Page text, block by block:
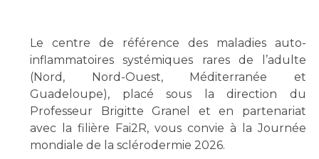
à réaliser
Vous avez une analyse à réaliser
Vous venez en consultation
myaphm, votre espace santé en ligne
Infos COVID-19
Emplois médicaux
Espace Formation
Étudiants hospitaliers
Emplois techniques et médico-techniques
Emplois divers
Emplois socio-éducatifs
Le centre de référence des maladies auto-
inflammatoires systémiques rares de l’adulte
(Nord, Nord-Ouest, Méditerranée et
Guadeloupe), placé sous la direction du
Professeur Brigitte Granel et en partenariat
avec la filière Fai2R, vous convie à la Journée
mondiale de la sclérodermie 2026.